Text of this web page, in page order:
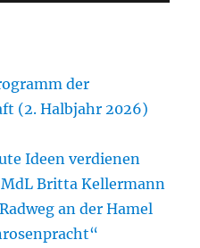
der
(2. Halbjahr 2026)
Ideen verdienen
Britta Kellermann
an der Hamel